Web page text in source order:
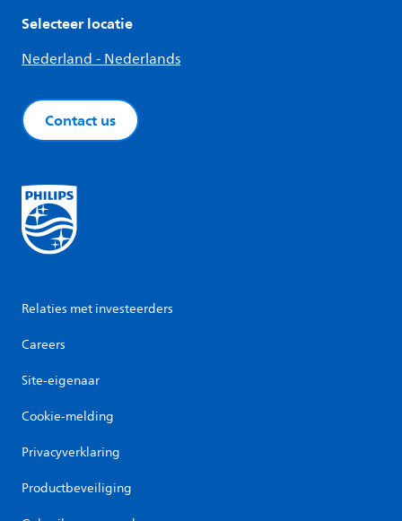
Selecteer locatie
Nederland - Nederlands
Contact us
Relaties met investeerders
Careers
Site-eigenaar
Cookie-melding
Privacyverklaring
Productbeveiliging